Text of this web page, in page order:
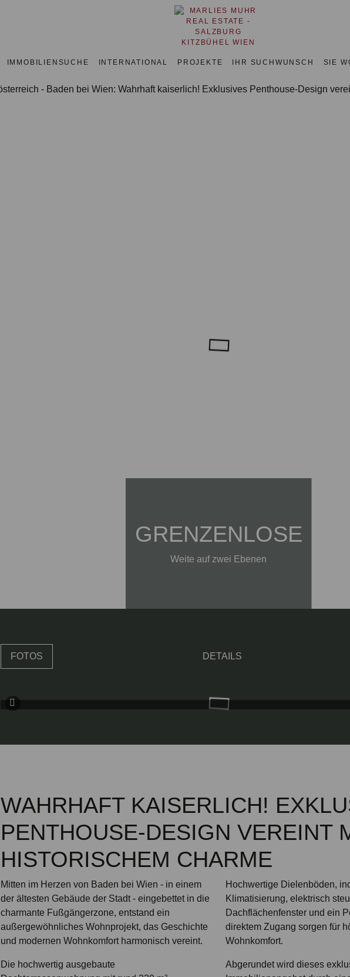
IMMOBILIENSUCHE INTERNATIONAL PROJEKTE IHR SUCHWUNSCH SIE
GRENZENLOSE
Weite auf zwei Ebenen
FOTOS DETAILS
WAHRHAFT KAISERLICH!
PENTHOUSE-DESIGN VEREINT
HISTORISCHEM CHARME
Mitten im Herzen von Baden bei Wien - in einem
der ältesten Gebäude der Stadt - eingebettet in die
charmante Fußgängerzone, entstand ein
außergewöhnliches Wohnprojekt, das Geschichte
und modernen Wohnkomfort harmonisch vereint.
Die hochwertig ausgebaute
Hochwertige Dielenböden,
Klimatisierung, elektrisch
Dachflächenfenster und ein
direktem Zugang sorgen für
Wohnkomfort.
Abgerundet wird dieses